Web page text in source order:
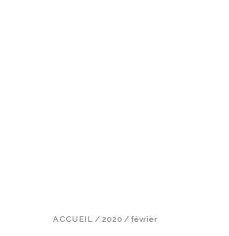
ACCUEIL / 2020 / février